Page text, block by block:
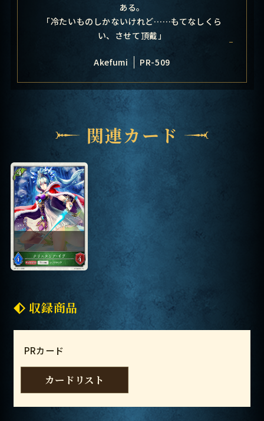
ある。
「冷たいものしかないけれど……もてなしくら
い、させて頂戴」
Akefumi PR-509
関連カード
収録商品
PRカード
カードリスト